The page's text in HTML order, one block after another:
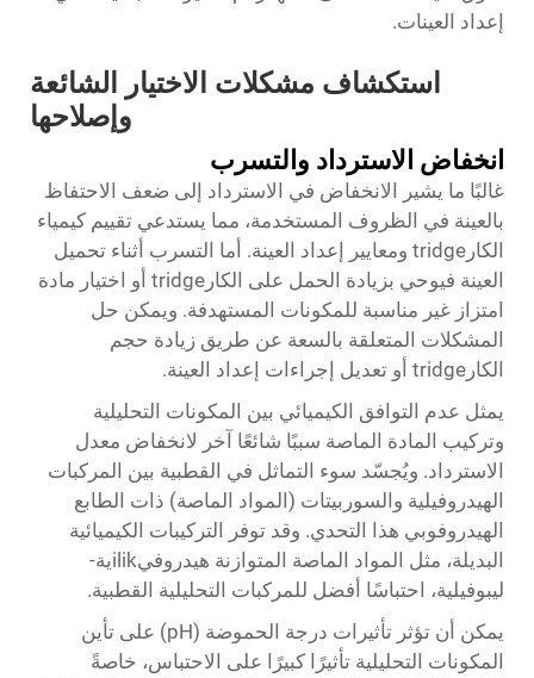
إعداد العينات.
استكشاف مشكلات الاختيار الشائعة
وإصلاحها
انخفاض الاسترداد والتسرب
غالبًا ما يشير الانخفاض في الاسترداد إلى ضعف الاحتفاظ
بالعينة في الظروف المستخدمة، مما يستدعي تقييم كيمياء
الكارtridge ومعايير إعداد العينة. أما التسرب أثناء تحميل
العينة فيوحي بزيادة الحمل على الكارtridge أو اختيار مادة
امتزاز غير مناسبة للمكونات المستهدفة. ويمكن حل
المشكلات المتعلقة بالسعة عن طريق زيادة حجم
الكارtridge أو تعديل إجراءات إعداد العينة.
يمثل عدم التوافق الكيميائي بين المكونات التحليلية
وتركيب المادة الماصة سببًا شائعًا آخر لانخفاض معدل
الاسترداد. ويُجسّد سوء التماثل في القطبية بين المركبات
الهيدروفيلية والسوربيتات (المواد الماصة) ذات الطابع
الهيدروفوبي هذا التحدي. وقد توفر التركيبات الكيميائية
البديلة، مثل المواد الماصة المتوازنة هيدروفيilikية-
ليبوفيلية، احتباسًا أفضل للمركبات التحليلية القطبية.
يمكن أن تؤثر تأثيرات درجة الحموضة (pH) على تأين
المكونات التحليلية تأثيرًا كبيرًا على الاحتباس، خاصةً